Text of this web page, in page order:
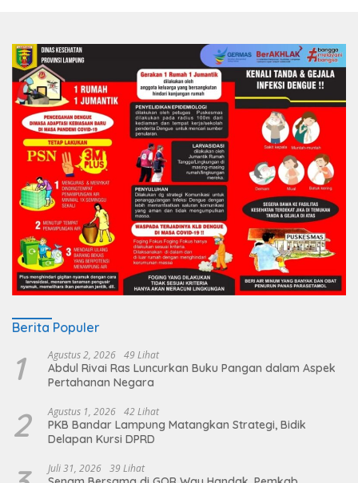
Berita Populer
1 Agustus 2, 2026 49 Lihat
Abdul Rivai Ras Luncurkan Buku Pangan dalam Aspek
Pertahanan Negara
2 Agustus 1, 2026 42 Lihat
PKB Bandar Lampung Matangkan Strategi, Bidik
Delapan Kursi DPRD
Juli 31, 2026 39 Lihat